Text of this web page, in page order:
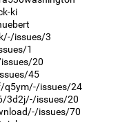
ki
issues/3
1
20
45
q5ym/-/issues/24
3d2j/-/issues/20
issues/70